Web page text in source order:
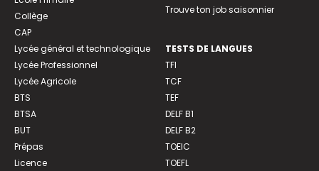
Collège
CAP
Lycée général et technologique
Lycée Professionnel
Lycée Agricole
BTS
BTSA
BUT
Prépas
Licence
Trouve ton job saisonnier
TESTS DE LANGUES
TFI
TCF
TEF
DELF B1
DELF B2
TOEIC
TOEFL